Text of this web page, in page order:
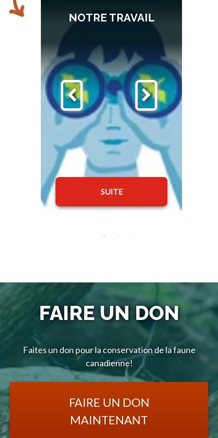
NOTRE TRAVAIL
SUITE
FAIRE UN DON
Faites un don pour la conservation de la faune
canadienne!
FAIRE UN DON
MAINTENANT